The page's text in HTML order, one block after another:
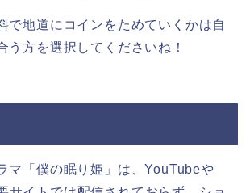
で地道にコインをためていくかは自
う方を選択してくださいね！
マ「僕の眠り姫」は、YouTubeや